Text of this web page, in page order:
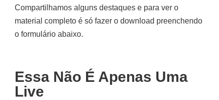
Compartilhamos alguns destaques e para ver o
material completo é só fazer o download preenchendo
o formulário abaixo.
Essa Não É Apenas Uma
Live